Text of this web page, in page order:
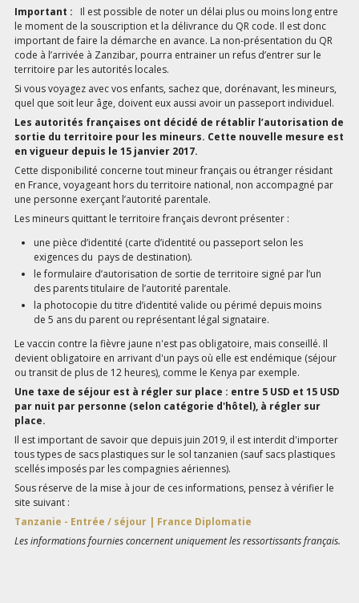
Important : Il est possible de noter un délai plus ou moins long entre
le moment de la souscription et la délivrance du QR code. Il est donc
important de faire la démarche en avance. La non-présentation du QR
code à l’arrivée à Zanzibar, pourra entrainer un refus d’entrer sur le
territoire par les autorités locales.
Si vous voyagez avec vos enfants, sachez que, dorénavant, les mineurs,
quel que soit leur âge, doivent eux aussi avoir un passeport individuel.
Les autorités françaises ont décidé de rétablir l’autorisation de
sortie du territoire pour les mineurs. Cette nouvelle mesure est
en vigueur depuis le 15 janvier 2017.
Cette disponibilité concerne tout mineur français ou étranger résidant
en France, voyageant hors du territoire national, non accompagné par
une personne exerçant l’autorité parentale.
Les mineurs quittant le territoire français devront présenter :
une pièce d’identité (carte d’identité ou passeport selon les
exigences du pays de destination).
le formulaire d’autorisation de sortie de territoire signé par l’un
des parents titulaire de l’autorité parentale.
la photocopie du titre d’identité valide ou périmé depuis moins
de 5 ans du parent ou représentant légal signataire.
Le vaccin contre la fièvre jaune n'est pas obligatoire, mais conseillé. Il
devient obligatoire en arrivant d'un pays où elle est endémique (séjour
ou transit de plus de 12 heures), comme le Kenya par exemple.
Une taxe de séjour est à régler sur place : entre 5 USD et 15 USD
par nuit par personne (selon catégorie d'hôtel), à régler sur
place.
Il est important de savoir que depuis juin 2019, il est interdit d'importer
tous types de sacs plastiques sur le sol tanzanien (sauf sacs plastiques
scellés imposés par les compagnies aériennes).
Sous réserve de la mise à jour de ces informations, pensez à vérifier le
site suivant :
Tanzanie - Entrée / séjour | France Diplomatie
Les informations fournies concernent uniquement les ressortissants français.